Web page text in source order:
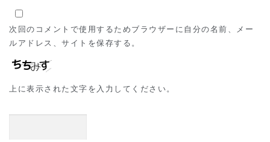
次回のコメントで使用するためブラウザーに自分の名前、メー
ルアドレス、サイトを保存する。
上に表示された文字を入力してください。